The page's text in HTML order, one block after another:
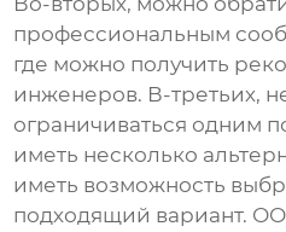
профессиональным
где можно получить
инженеров. В-третьих,
ограничиваться одним
иметь несколько
иметь возможность
подходящий вариант.